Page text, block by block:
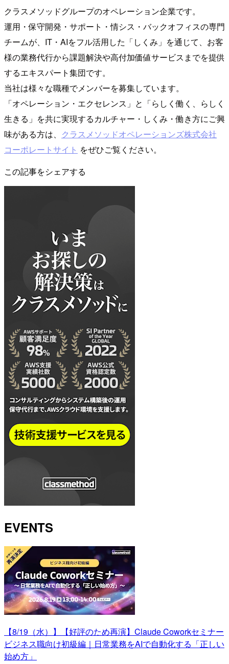
クラスメソッドグループのオペレーション企業です。
運用・保守開発・サポート・情シス・バックオフィスの専門
チームが、IT・AIをフル活用した「しくみ」を通じて、お客
様の業務代行から課題解決や高付加価値サービスまでを提供
するエキスパート集団です。
当社は様々な職種でメンバーを募集しています。
「オペレーション・エクセレンス」と「らしく働く、らしく
生きる」を共に実現するカルチャー・しくみ・働き方にご興
味がある方は、 クラスメソッドオペレーションズ株式会社
コーポレートサイト をぜひご覧ください。
この記事をシェアする
EVENTS
【8/19（水）】【好評のため再演】Claude Coworkセミナー
ビジネス職向け初級編｜日常業務をAIで自動化する「正しい
始め方」